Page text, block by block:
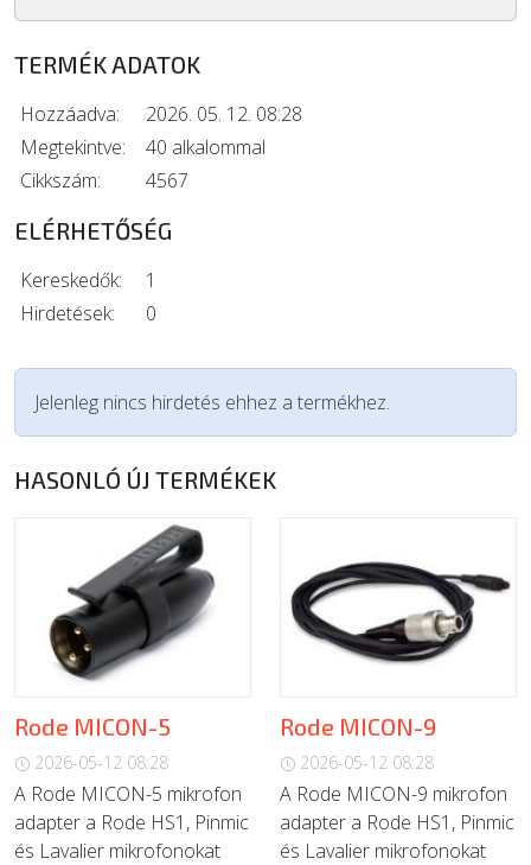
TERMÉK ADATOK
Hozzáadva:
2026. 05. 12. 08:28
Megtekintve:
40 alkalommal
Cikkszám:
4567
ELÉRHETŐSÉG
Kereskedők:
1
Hirdetések:
0
Jelenleg nincs hirdetés ehhez a termékhez.
HASONLÓ ÚJ TERMÉKEK
Rode MICON-5
2026-05-12 08:28
A Rode MICON-5 mikrofon
adapter a Rode HS1, Pinmic
és Lavalier mikrofonokat
Rode MICON-9
2026-05-12 08:28
A Rode MICON-9 mikrofon
adapter a Rode HS1, Pinmic
és Lavalier mikrofonokat